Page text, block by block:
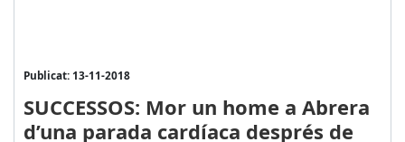
Publicat: 13-11-2018
SUCCESSOS: Mor un home a Abrera
d’una parada cardíaca després de